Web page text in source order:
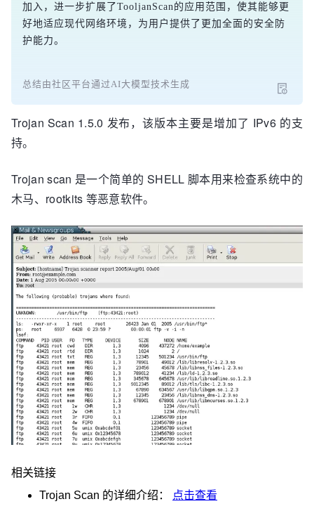
加入，进一步扩展了TooljanScan的应用范围，使其能够更
好地适应现代网络环境，为用户提供了更加全面的安全防
护能力。
总结由社区平台通过AI大模型技术生成
Trojan Scan 1.5.0 发布，该版本主要是增加了 IPv6 的支
持。
Trojan scan 是一个简单的 SHELL 脚本用来检查系统中的
木马、rootkits 等恶意软件。
相关链接
Trojan Scan 的详细介绍：
点击查看